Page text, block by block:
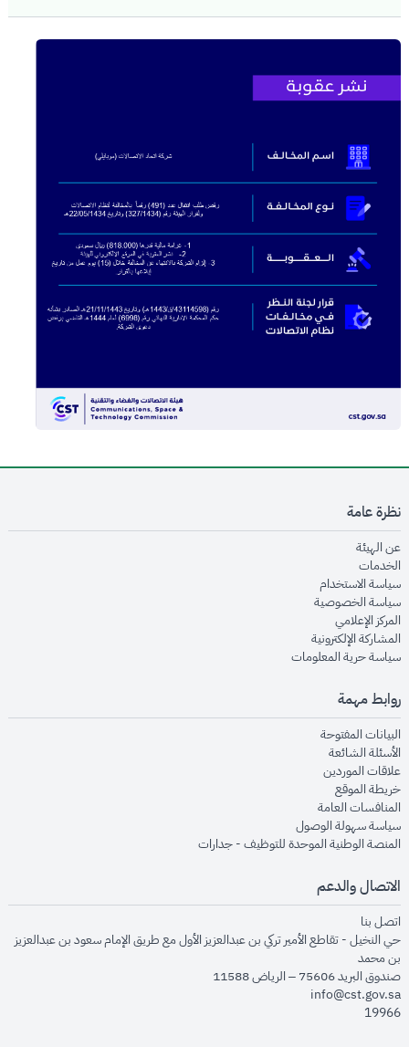
نظرة عامة
عن الهيئةopens in new window
الخدماتopens in new window
سياسة الاستخدام
سياسة الخصوصيةopens in new window
المركز الإعلاميopens in new window
المشاركة الإلكترونيةopens in new window
سياسة حرية المعلوماتopens in new window
روابط مهمة
البيانات المفتوحةopens in new window
الأسئلة الشائعةopens in new window
علاقات الموردينopens in new window
خريطة الموقعopens in new window
المنافسات العامةopens in new window
سياسة سهولة الوصولopens in new window
المنصة الوطنية الموحدة للتوظيف - جداراتopens in new window
الاتصال والدعم
اتصل بنا
حي النخيل - تقاطع الأمير تركي بن عبدالعزيز الأول مع طريق الإمام سعود بن عبدالعزيز
بن محمد
صندوق البريد 75606 – الرياض 11588
info@cst.gov.sa
19966